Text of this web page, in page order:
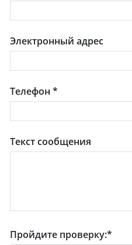
Электронный адрес
Телефон*
Текст сообщения
Пройдите проверку:*